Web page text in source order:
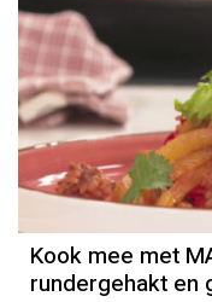
Kook mee met
rundergehakt en